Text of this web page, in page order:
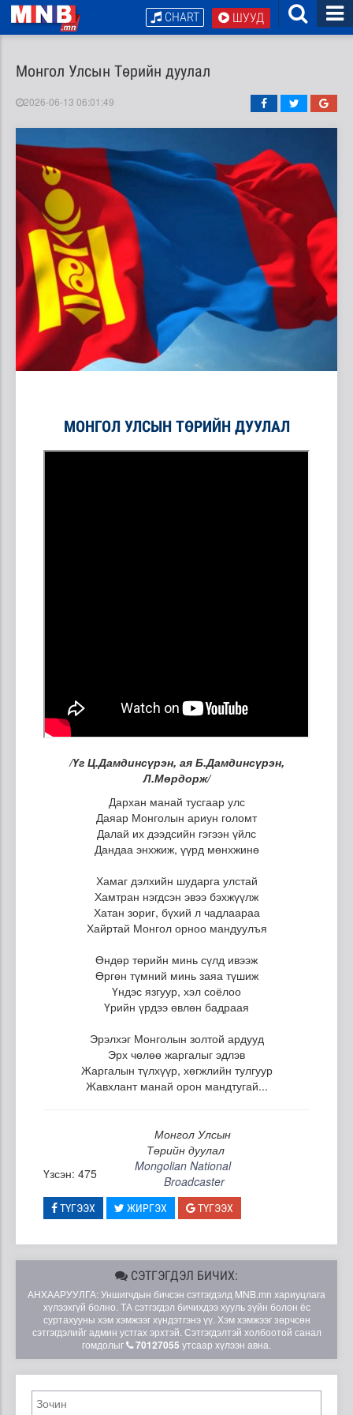
ШУУД
CHART
Монгол Улсын Төрийн дуулал
2026-06-13 06:01:49
МОНГОЛ УЛСЫН ТӨРИЙН ДУУЛАЛ
/Үг Ц.Дамдинсүрэн, ая Б.Дамдинсүрэн,
Л.Мөрдорж/
Дархан манай тусгаар улс
Даяар Монголын ариун голомт
Далай их дээдсийн гэгээн үйлс
Дандаа энхжиж, үүрд мөнхжинө
Хамаг дэлхийн шударга улстай
Хамтран нэгдсэн эвээ бэхжүүлж
Хатан зориг, бүхий л чадлаараа
Хайртай Монгол орноо мандуулъя
Өндөр төрийн минь сүлд ивээж
Өргөн түмний минь заяа түшиж
Үндэс язгуур, хэл соёлоо
Үрийн үрдээ өвлөн бадраая
Эрэлхэг Монголын золтой ардууд
Эрх чөлөө жаргалыг эдлэв
Жаргалын түлхүүр, хөгжлийн тулгуур
Жавхлант манай орон мандтугай...
Монгол Улсын
Төрийн дуулал
Үзсэн: 475
Mongolian National
Broadcaster
ТҮГЭЭХ ЖИРГЭХ ТҮГЭЭХ
СЭТГЭГДЭЛ БИЧИХ:
АНХААРУУЛГА: Уншигчдын бичсэн сэтгэгдэлд MNB.mn хариуцлага
хүлээхгүй болно. ТА сэтгэгдэл бичихдээ хууль зүйн болон ёс
суртахууны хэм хэмжээг хүндэтгэнэ үү. Хэм хэмжээг зөрчсөн
сэтгэгдэлийг админ устгах эрхтэй. Сэтгэгдэлтэй холбоотой санал
гомдолыг
70127055 утсаар хүлээн авна.